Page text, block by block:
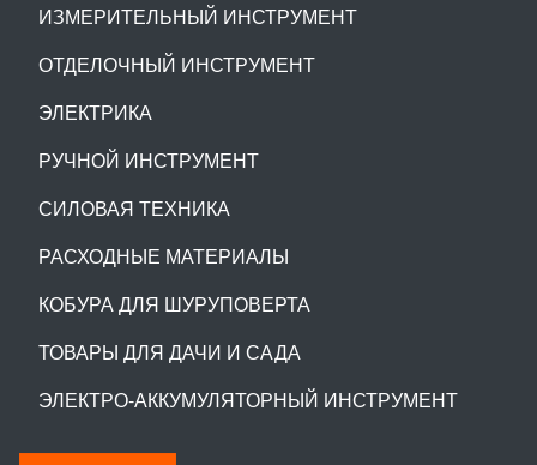
ИЗМЕРИТЕЛЬНЫЙ ИНСТРУМЕНТ
ОТДЕЛОЧНЫЙ ИНСТРУМЕНТ
ЭЛЕКТРИКА
РУЧНОЙ ИНСТРУМЕНТ
СИЛОВАЯ ТЕХНИКА
РАСХОДНЫЕ МАТЕРИАЛЫ
КОБУРА ДЛЯ ШУРУПОВЕРТА
ТОВАРЫ ДЛЯ ДАЧИ И САДА
ЭЛЕКТРО-АККУМУЛЯТОРНЫЙ ИНСТРУМЕНТ